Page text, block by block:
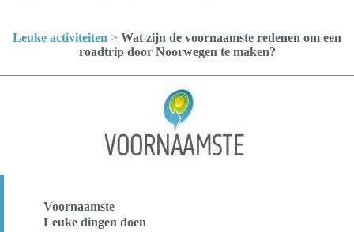
Leuke activiteiten > Wat zijn de voornaamste redenen om een
roadtrip door Noorwegen te maken?
Voornaamste
Leuke dingen doen